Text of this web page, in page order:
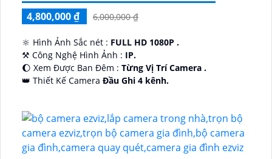
4,800,000 ₫
6,000,000 ₫
🔆 Hình Ảnh Sắc nét : FULL HD 1080P .
⚒ Công Nghệ Hình Ảnh : IP.
🌔 Xem Được Ban Đêm : Từng Vị Trí Camera .
👑 Thiết Kế Camera Đầu Ghi 4 kênh.